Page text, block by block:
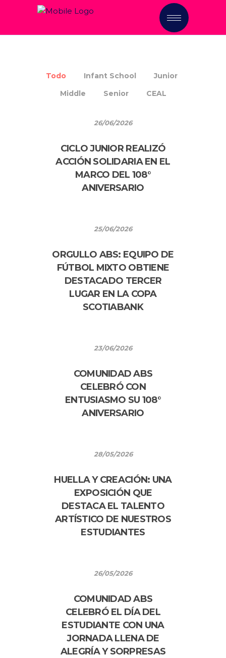
CONSTRUIMOS FUTURO,
CULTIVAMOS VALORES
Todo Infant School
Junior
Middle
Senior CEAL
26/06/2026
CICLO JUNIOR REALIZÓ
ACCIÓN SOLIDARIA EN EL
MARCO DEL 108°
ANIVERSARIO
25/06/2026
ORGULLO ABS: EQUIPO DE
FÚTBOL MIXTO OBTIENE
DESTACADO TERCER
LUGAR EN LA COPA
SCOTIABANK
23/06/2026
COMUNIDAD ABS
CELEBRÓ CON
ENTUSIASMO SU 108°
ANIVERSARIO
28/05/2026
HUELLA Y CREACIÓN: UNA
EXPOSICIÓN QUE
DESTACA EL TALENTO
ARTÍSTICO DE NUESTROS
ESTUDIANTES
26/05/2026
COMUNIDAD ABS
CELEBRÓ EL DÍA DEL
ESTUDIANTE CON UNA
JORNADA LLENA DE
ALEGRÍA Y SORPRESAS